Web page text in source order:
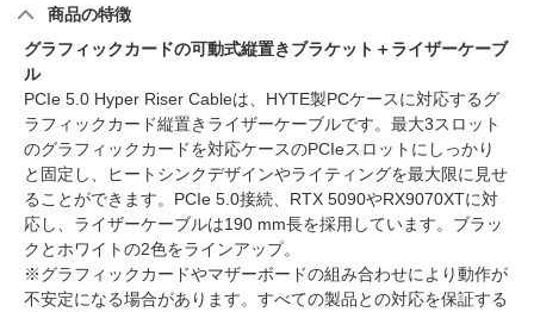
商品の特徴
グラフィックカードの可動式縦置きブラケット＋ライザーケーブ
ル
PCIe 5.0 Hyper Riser Cableは、HYTE製PCケースに対応するグ
ラフィックカード縦置きライザーケーブルです。最大3スロット
のグラフィックカードを対応ケースのPCIeスロットにしっかり
と固定し、ヒートシンクデザインやライティングを最大限に見せ
ることができます。PCIe 5.0接続、RTX 5090やRX9070XTに対
応し、ライザーケーブルは190 mm長を採用しています。ブラッ
クとホワイトの2色をラインアップ。
※グラフィックカードやマザーボードの組み合わせにより動作が
不安定になる場合があります。すべての製品との対応を保証する